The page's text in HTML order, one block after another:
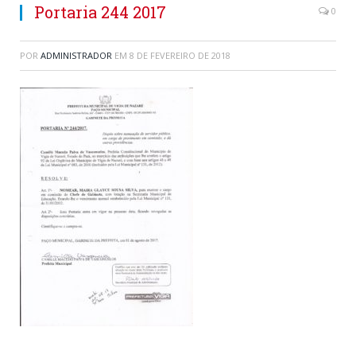
Portaria 244 2017 0
POR ADMINISTRADOR EM 8 DE FEVEREIRO DE 2018